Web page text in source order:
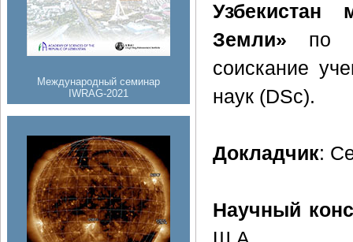
Международный семинар
IWRAG-2021
Узбекистан
Земли» по
соискание
наук (DSc).
Докладчик:
Научный